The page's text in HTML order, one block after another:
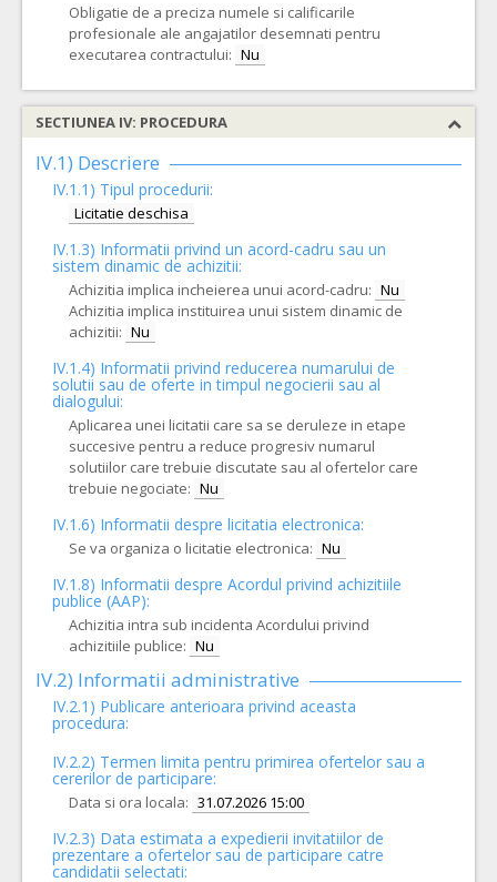
Obligatie de a preciza numele si calificarile
profesionale ale angajatilor desemnati pentru
executarea contractului: Nu
SECTIUNEA IV: PROCEDURA
IV.1) Descriere
IV.1.1) Tipul procedurii:
Licitatie deschisa
IV.1.3) Informatii privind un acord-cadru sau un
sistem dinamic de achizitii:
Achizitia implica incheierea unui acord-cadru: Nu
Achizitia implica instituirea unui sistem dinamic de
achizitii: Nu
IV.1.4) Informatii privind reducerea numarului de
solutii sau de oferte in timpul negocierii sau al
dialogului:
Aplicarea unei licitatii care sa se deruleze in etape
succesive pentru a reduce progresiv numarul
solutiilor care trebuie discutate sau al ofertelor care
trebuie negociate: Nu
IV.1.6) Informatii despre licitatia electronica:
Se va organiza o licitatie electronica: Nu
IV.1.8) Informatii despre Acordul privind achizitiile
publice (AAP):
Achizitia intra sub incidenta Acordului privind
achizitiile publice: Nu
IV.2) Informatii administrative
IV.2.1) Publicare anterioara privind aceasta
procedura:
IV.2.2) Termen limita pentru primirea ofertelor sau a
cererilor de participare:
Data si ora locala: 31.07.2026 15:00
IV.2.3) Data estimata a expedierii invitatiilor de
prezentare a ofertelor sau de participare catre
candidatii selectati: